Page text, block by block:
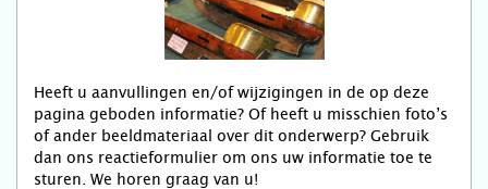
Heeft u aanvullingen en/of wijzigingen in de op deze
pagina geboden informatie? Of heeft u misschien foto’s
of ander beeldmateriaal over dit onderwerp? Gebruik
dan ons reactieformulier om ons uw informatie toe te
sturen. We horen graag van u!